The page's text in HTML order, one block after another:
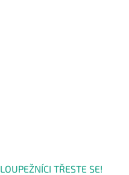
LOUPEŽNÍCI TŘESTE SE!